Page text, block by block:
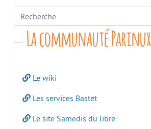
La communauté Parinux
Le wiki
Les services Bastet
Le site Samedis du libre